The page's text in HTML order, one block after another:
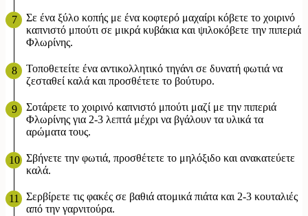
Σε ένα ξύλο κοπής με ένα κοφτερό μαχαίρι κόβετε το χοιρινό
καπνιστό μπούτι σε μικρά κυβάκια και ψιλοκόβετε την πιπεριά
Φλωρίνης.
Τοποθετείτε ένα αντικολλητικό τηγάνι σε δυνατή φωτιά να
ζεσταθεί καλά και προσθέτετε το βούτυρο.
Σοτάρετε το χοιρινό καπνιστό μπούτι μαζί με την πιπεριά
Φλωρίνης για 2-3 λεπτά μέχρι να βγάλουν τα υλικά τα
αρώματα τους.
Σβήνετε την φωτιά, προσθέτετε το μηλόξιδο και ανακατεύετε
καλά.
Σερβίρετε τις φακές σε βαθιά ατομικά πιάτα και 2-3 κουταλιές
από την γαρνιτούρα.